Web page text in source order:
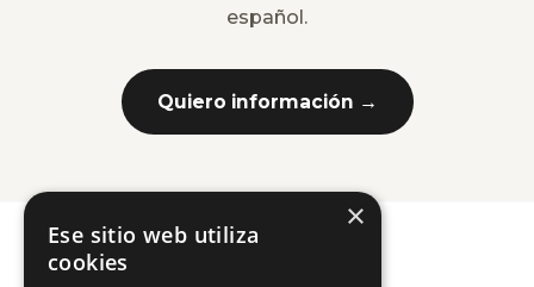
español.
Quiero información →
×
Ese sitio web utiliza
cookies